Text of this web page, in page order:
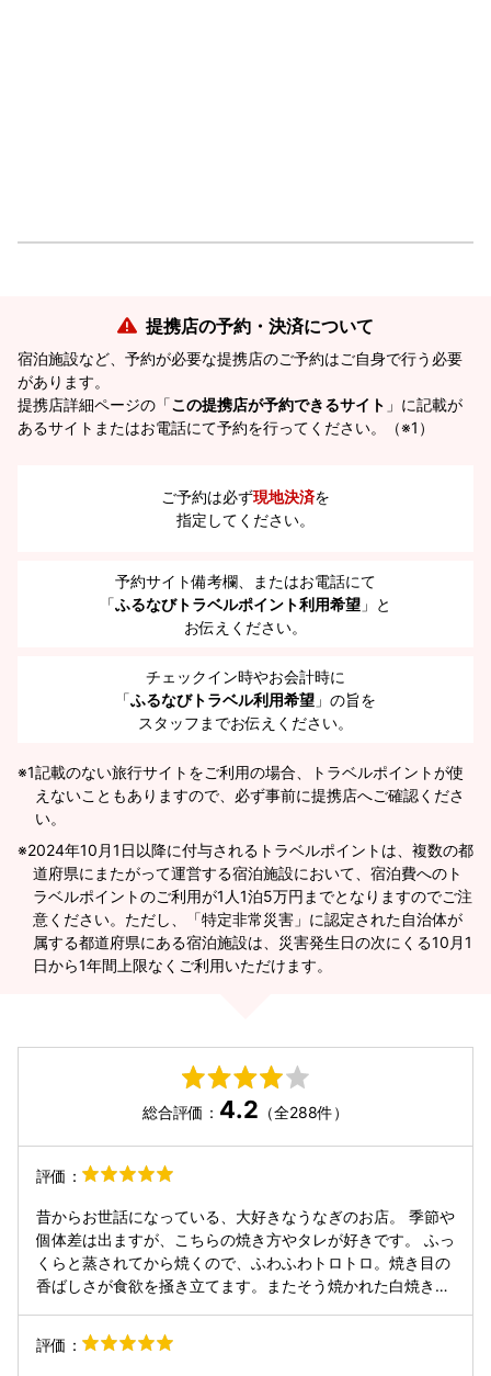
提携店の予約・決済について
宿泊施設など、予約が必要な提携店のご予約はご自身で行う必要
があります。
提携店詳細ページの「この提携店が予約できるサイト 」に記載が
あるサイトまたはお電話にて予約を行ってください。（※1）
ご予約は必ず現地決済を
指定してください。
予約サイト備考欄、またはお電話にて
「ふるなびトラベルポイント利用希望 」と
お伝えください。
チェックイン時やお会計時に
「ふるなびトラベル利用希望 」の旨を
スタッフまでお伝えください。
※1記載のない旅行サイトをご利用の場合、トラベルポイントが使
えないこともありますので、必ず事前に提携店へご確認くださ
い。
2024年10月1日以降に付与されるトラベルポイントは、複数の都
道府県にまたがって運営する宿泊施設において、宿泊費へのト
ラベルポイントのご利用が1人1泊5万円までとなりますのでご注
意ください。ただし、「特定非常災害」に認定された自治体が
属する都道府県にある宿泊施設は、災害発生日の次にくる10月1
日から1年間上限なくご利用いただけます。
総合評価： 4.2 （全288件）
評価：
昔からお世話になっている、大好きなうなぎのお店。 季節や
個体差は出ますが、こちらの焼き方やタレが好きです。 ふっ
くらと蒸されてから焼くので、ふわふわトロトロ。焼き目の
香ばしさが食欲を掻き立てます。またそう焼かれた白焼きを
ぎはもちろん、他のお料理も美味しくて、特に手作りのタル
タルソースで頂くエビフライは、身がブリンブリン！衣はサ
評価：